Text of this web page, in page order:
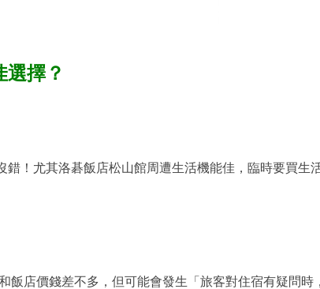
擇？
！尤其洛碁飯店松山館周遭生活機能佳，臨時要買生
飯店價錢差不多，但可能會發生「旅客對住宿有疑問